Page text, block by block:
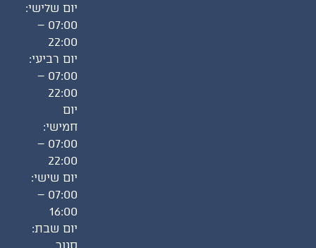
יום שלישי:
07:00 –
22:00
יום רביעי:
07:00 –
22:00
חמישי:
07:00 –
22:00
יום שישי:
07:00 –
16:00
יום שבת: